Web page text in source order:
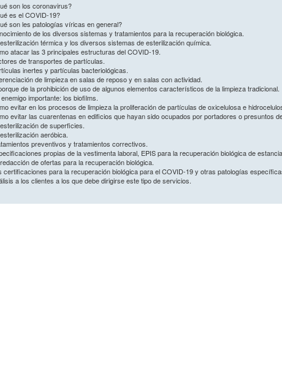
son los coronavirus?
es el COVID-19?
son les patologías víricas en general?
de los diversos sistemas y tratamientos para la recuperación biológica.
térmica y los diversos sistemas de esterilización química.
atacar las 3 principales estructuras del COVID-19.
de transportes de partículas.
inertes y partículas bacteriológicas.
de limpieza en salas de reposo y en salas con actividad.
de la prohibición de uso de algunos elementos característicos de la limpieza tradicional.
enemigo importante: los biofilms.
evitar en los procesos de limpieza la proliferación de partículas de oxicelulosa e
evitar las cuarentenas en edificios que hayan sido ocupados por portadores o presuntos
de superficies.
aeróbica.
preventivos y tratamientos correctivos.
propias de la vestimenta laboral, EPIS para la recuperación biológica de
de ofertas para la recuperación biológica.
certificaciones para la recuperación biológica para el COVID-19 y otras patologías
a los clientes a los que debe dirigirse este tipo de servicios.